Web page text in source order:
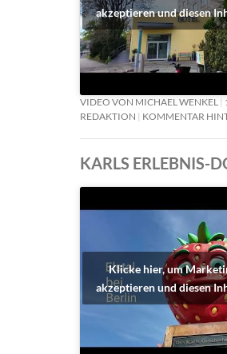
akzeptieren und diesen
VIDEO VON MICHAEL WENKEL
REDAKTION
KOMMENTAR
KARLS ERLEBNIS-
Klicke hier, um
akzeptieren und diesen